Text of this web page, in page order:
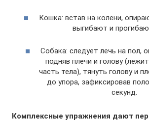
Кошка: встав на колени,
выгибают и
Собака: следует лечь на пол,
подняв плечи и голову
часть тела), тянуть голову и
до упора, зафиксировав
секунд.
Комплексные упражнения дают